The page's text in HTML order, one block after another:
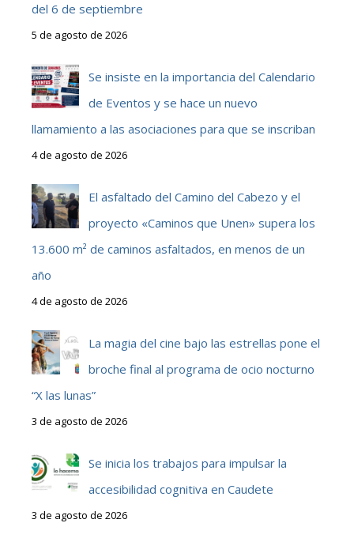
del 6 de septiembre
5 de agosto de 2026
Se insiste en la importancia del Calendario
de Eventos y se hace un nuevo
llamamiento a las asociaciones para que se inscriban
4 de agosto de 2026
El asfaltado del Camino del Cabezo y el
proyecto «Caminos que Unen» supera los
13.600 m² de caminos asfaltados, en menos de un
año
4 de agosto de 2026
La magia del cine bajo las estrellas pone el
broche final al programa de ocio nocturno
“X las lunas”
3 de agosto de 2026
Se inicia los trabajos para impulsar la
accesibilidad cognitiva en Caudete
3 de agosto de 2026